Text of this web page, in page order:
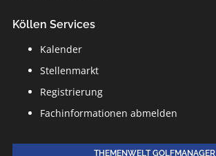
Köllen Services
Kalender
Stellenmarkt
Registrierung
Fachinformationen abmelden
THEMENWELT GOLFMANAGER